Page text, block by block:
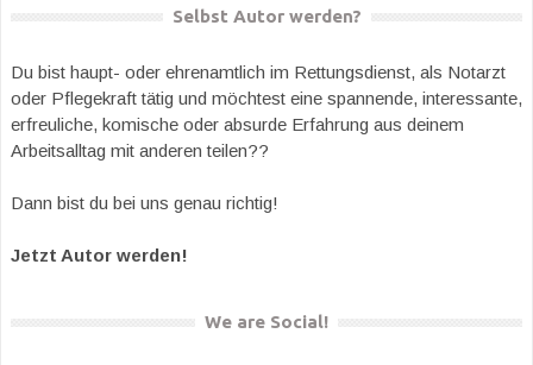
Selbst Autor werden?
Du bist haupt- oder ehrenamtlich im Rettungsdienst, als Notarzt
oder Pflegekraft tätig und möchtest eine spannende, interessante,
erfreuliche, komische oder absurde Erfahrung aus deinem
Arbeitsalltag mit anderen teilen??
Dann bist du bei uns genau richtig!
Jetzt Autor werden!
We are Social!